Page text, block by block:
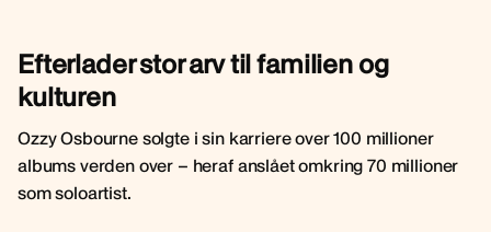
Efterlader stor arv til familien og
kulturen
Ozzy Osbourne solgte i sin karriere over 100 millioner
albums verden over – heraf anslået omkring 70 millioner
som soloartist.